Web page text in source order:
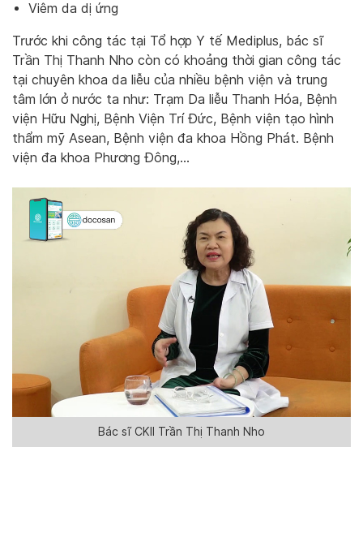
Viêm da dị ứng
Trước khi công tác tại Tổ hợp Y tế Mediplus, bác sĩ
Trần Thị Thanh Nho còn có khoảng thời gian công tác
tại chuyên khoa da liễu của nhiều bệnh viện và trung
tâm lớn ở nước ta như: Trạm Da liễu Thanh Hóa, Bệnh
viện Hữu Nghị, Bệnh Viện Trí Đức, Bệnh viện tạo hình
thẩm mỹ Asean, Bệnh viện đa khoa Hồng Phát. Bệnh
viện đa khoa Phương Đông,…
Bác sĩ CKII Trần Thị Thanh Nho